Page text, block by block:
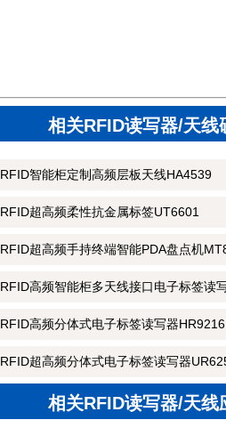
相关RFID读写器/天线
RFID智能柜定制高频层板天线HA4539
RFID超高频柔性抗金属标签UT6601
RFID超高频手持终端智能PDA盘点机
RFID高频智能柜多天线接口电子标签读
RFID高频分体式电子标签读写器HR9216
RFID超高频分体式电子标签读写器
相关RFID读写器/天线